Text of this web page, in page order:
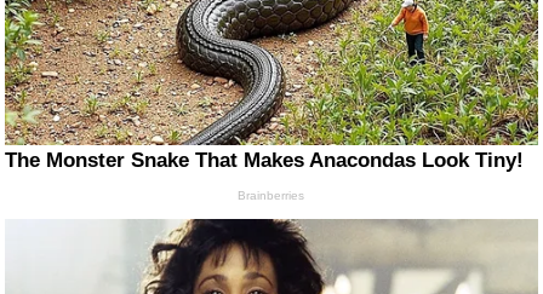
The Monster Snake That Makes Anacondas Look Tiny!
Brainberries